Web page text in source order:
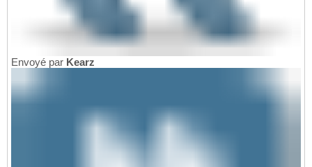
Envoyé par Kearz